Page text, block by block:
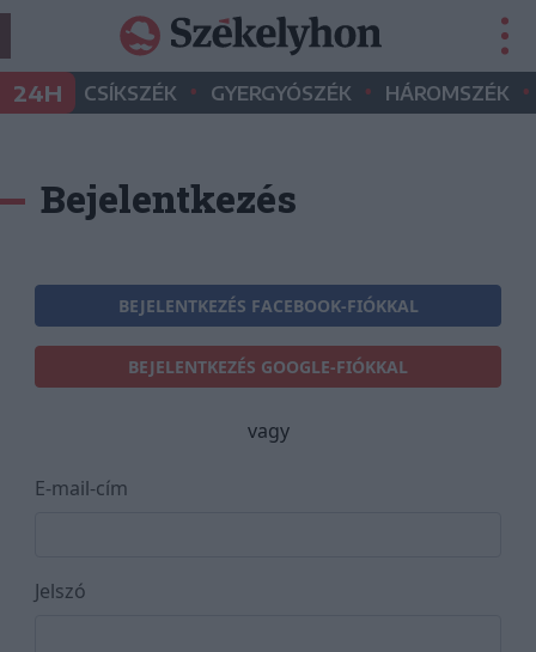
24H CSÍKSZÉK • GYERGYÓSZÉK • HÁROMSZÉK •
Bejelentkezés
BEJELENTKEZÉS FACEBOOK-FIÓKKAL
BEJELENTKEZÉS GOOGLE-FIÓKKAL
vagy
E-mail-cím
Jelszó